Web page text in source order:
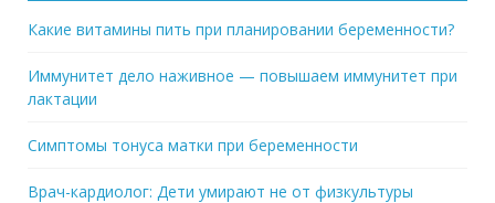
Какие витамины пить при планировании беременности?
Иммунитет дело наживное — повышаем иммунитет при
лактации
Симптомы тонуса матки при беременности
Врач-кардиолог: Дети умирают не от физкультуры